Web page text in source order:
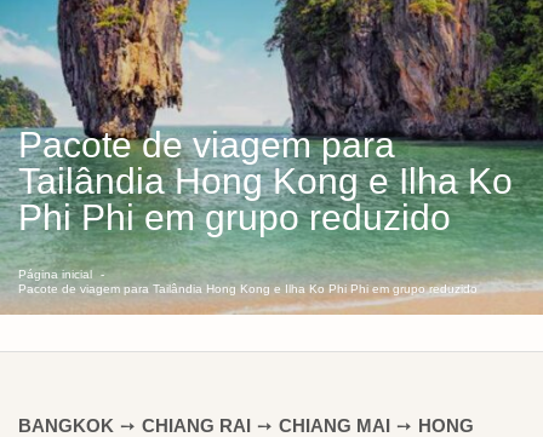
Pacote de viagem para
Tailândia Hong Kong e Ilha Ko
Phi Phi em grupo reduzido
Página inicial
Pacote de viagem para Tailândia Hong Kong e Ilha Ko Phi Phi em grupo reduzido
BANGKOK ➙ CHIANG RAI ➙ CHIANG MAI ➙ HONG